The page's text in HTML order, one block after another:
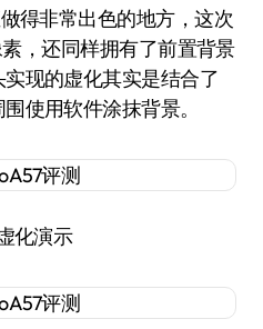
非常出色的地方，这次
，还同样拥有了前置背景
现的虚化其实是结合了
使用软件涂抹背景。
化演示